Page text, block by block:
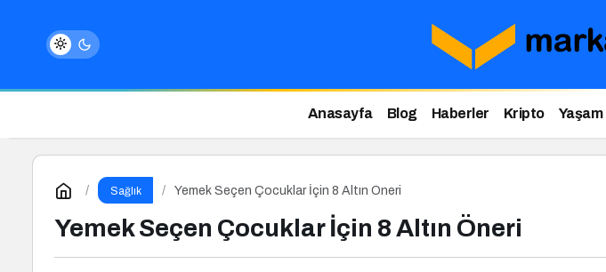
Anasayfa Blog Haberler Kripto Yaşam
Sağlık Yemek Seçen Çocuklar İçin 8 Altın Öneri
Yemek Seçen Çocuklar İçin 8 Altın Öneri